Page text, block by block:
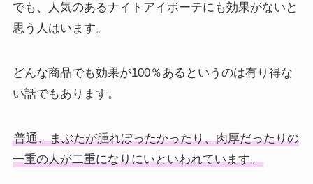
でも、人気のあるナイトアイボーテにも効果がないと
思う人はいます。
どんな商品でも効果が100％あるというのは有り得な
い話でもあります。
普通、まぶたが腫れぼったかったり、肉厚だったりの
一重の人が二重になりにいといわれています。